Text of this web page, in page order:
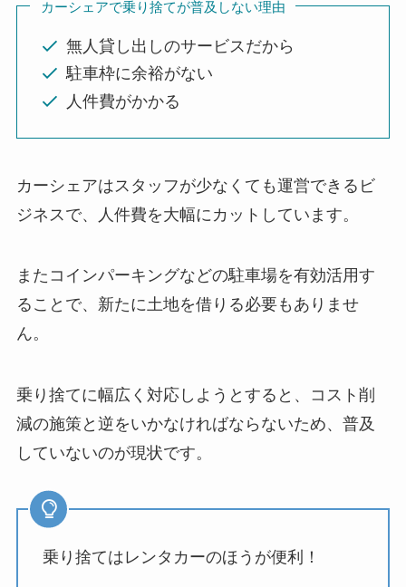
カーシェアで乗り捨てが普及しない理由
無人貸し出しのサービスだから
駐車枠に余裕がない
人件費がかかる
カーシェアはスタッフが少なくても運営できるビ
ジネスで、人件費を大幅にカットしています。
またコインパーキングなどの駐車場を有効活用す
ることで、新たに土地を借りる必要もありませ
ん。
乗り捨てに幅広く対応しようとすると、コスト削
減の施策と逆をいかなければならないため、普及
していないのが現状です。
乗り捨てはレンタカーのほうが便利！